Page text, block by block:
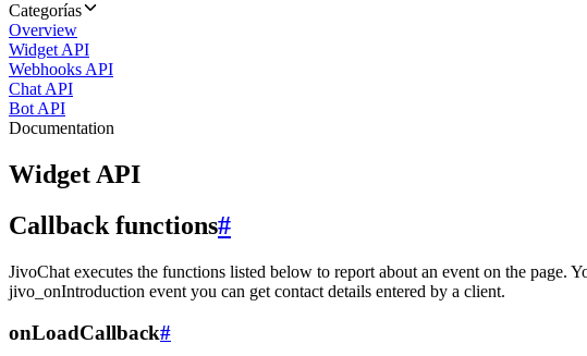
Categorías
Overview
Widget API
Webhooks API
Chat API
Bot API
Documentation
Widget API
Callback functions#
JivoChat executes the functions listed below to report about an event on the page.
jivo_onIntroduction event you can get contact details entered by a client.
onLoadCallback#